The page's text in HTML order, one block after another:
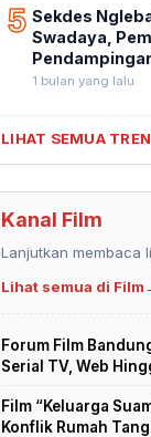
5 Sekdes
Swadaya,
1 bulan yang lalu
LIHAT SEMUA
Kanal Film
Lanjutkan membaca
Lihat semua di Film
Forum Film
Serial TV, Web
Film “Keluarga
Konflik Rumah